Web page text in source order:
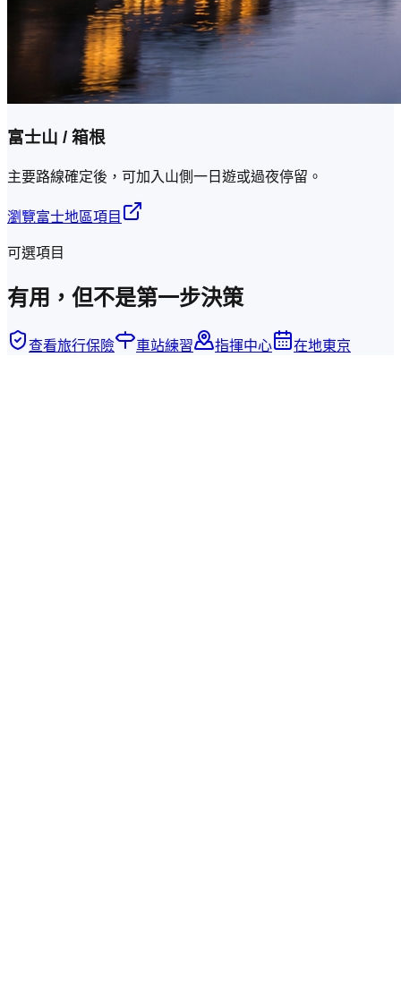
富士山 / 箱根
主要路線確定後，可加入山側一日遊或過夜停留。
瀏覽富士地區項目
可選項目
有用，但不是第一步決策
查看旅行保險 車站練習 指揮中心 在地東京